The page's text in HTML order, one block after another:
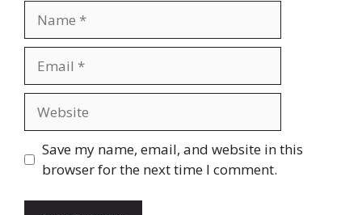
Save my name, email, and website in this
browser for the next time I comment.